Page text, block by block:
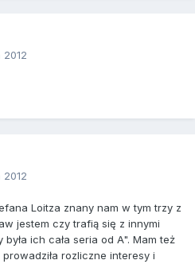
2012
2012
Loitza znany nam w tym trzy z
jestem czy trafią się z innymi
ich cała seria od A". Mam też
rozliczne interesy i